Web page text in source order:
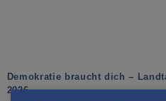
Demokratie braucht dich –
2026